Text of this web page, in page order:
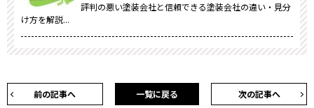
評判の悪い塗装会社と信頼できる塗装会社の違い・見分
け方を解説...
前の記事へ 次の記事へ
一覧に戻る